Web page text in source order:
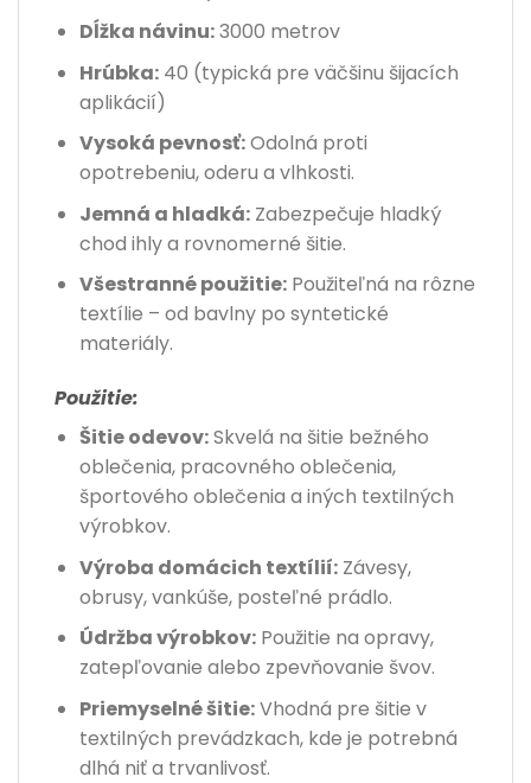
Dĺžka návinu:3000 metrov
Hrúbka:40 (typická pre väčšinu šijacích
aplikácií)
Vysoká pevnosť:Odolná proti
opotrebeniu, oderu a vlhkosti.
Jemná a hladká:Zabezpečuje hladký
chod ihly a rovnomerné šitie.
Všestranné použitie:Použiteľná na rôzne
textílie – od bavlny po syntetické
materiály.
Použitie:
Šitie odevov:Skvelá na šitie bežného
oblečenia, pracovného oblečenia,
športového oblečenia a iných textilných
výrobkov.
Výroba domácich textílií:Závesy,
obrusy, vankúše, posteľné prádlo.
Údržba výrobkov:Použitie na opravy,
zatepľovanie alebo zpevňovanie švov.
Priemyselné šitie:Vhodná pre šitie v
textilných prevádzkach, kde je potrebná
dlhá niť a trvanlivosť.